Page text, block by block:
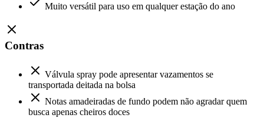
Muito versátil para uso em qualquer estação do ano
Contras
Válvula spray pode apresentar vazamentos se
transportada deitada na bolsa
Notas amadeiradas de fundo podem não agradar quem
busca apenas cheiros doces